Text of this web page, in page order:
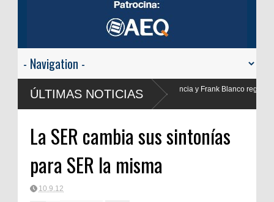
ÚLTIMAS NOTICIAS
y Frank Blanco regresan a
La SER cambia sus sintonías
para SER la misma
10.9.12